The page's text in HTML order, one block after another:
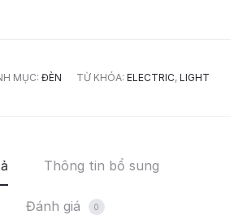
MỤC: ĐÈN TỪ KHÓA: ELECTRIC, LIGHT
Thông tin bổ sung
Đánh giá 0